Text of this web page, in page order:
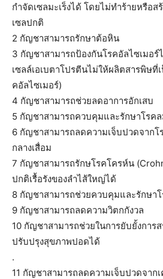
กำจัดเซลมะเร็งได้ โดยไม่ทำร้ายหรือส
เซลปกติ
2 กัญชาสามารถรักษาต้อหิน
3 กัญชาสามารถป้องกันโรคอัลไซเมอร์
เซลล์เอเบตาโปรตีนไม่ให้ผลิตสารพิษที่
คอัลไซเมอร์)
4 กัญชาสามารถช่วยลดอาการอักเสบ
5 กัญชาสามารถควบคุมและรักษาโรค
6 กัญชาสามารถลดความเจ็บปวดจาก
กลางเสื่อม
7 กัญชาสามารถรักษโรคโครห์น
ปกติเรื้อรังของลำไส้ใหญ่ได้
8 กัญชาสามารถช่วยควบคุมและรักษา
9 กัญชาสามารถลดความวิตกกังวล
10 กัญชาสามารถช่วยในการยับยั้งการส
ปรับปรุงสุขภาพปอดได้
.
11 กัญชาสามารถลดความเจ็บปวดจาก